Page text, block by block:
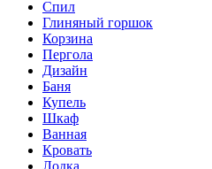
Спил
Глиняный горшок
Корзина
Пергола
Дизайн
Баня
Купель
Шкаф
Ванная
Кровать
Лодка